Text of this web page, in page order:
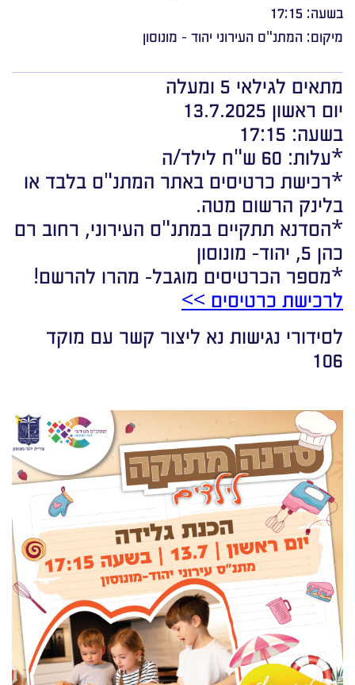
בשעה: 17:15
מיקום: המתנ"ס העירוני יהוד - מונוסון
מתאים לגילאי 5 ומעלה
יום ראשון 13.7.2025
בשעה: 17:15
*עלות: 60 ש"ח לילד/ה
*רכישת כרטיסים באתר המתנ"ס בלבד או
בלינק הרשום מטה.
*הסדנא תתקיים במתנ"ס העירוני, רחוב רם
כהן 5, יהוד- מונוסון
*מספר הכרטיסים מוגבל- מהרו להרשם!
לרכישת כרטיסים >>
לסידורי נגישות נא ליצור קשר עם מוקד
106